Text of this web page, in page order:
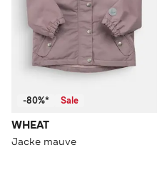
-80%* Sale
WHEAT
Jacke mauve